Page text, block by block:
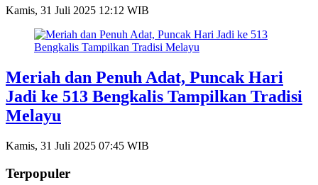
Kamis, 31 Juli 2025 12:12 WIB
Meriah dan Penuh Adat, Puncak Hari
Jadi ke 513 Bengkalis Tampilkan Tradisi
Melayu
Kamis, 31 Juli 2025 07:45 WIB
Terpopuler